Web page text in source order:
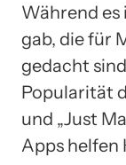
Während
gab, die für
gedacht
Popularität
und „Just
Apps helfen